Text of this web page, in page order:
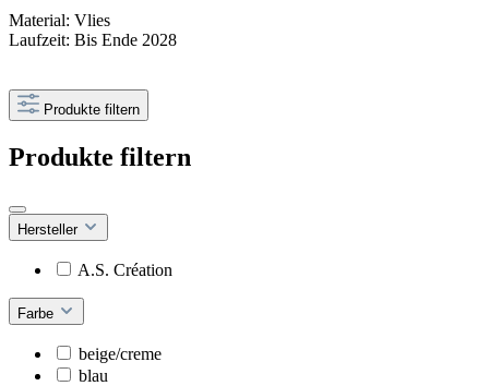
Material: Vlies
Laufzeit: Bis Ende 2028
Produkte filtern
Produkte filtern
Hersteller
A.S. Création
Farbe
beige/creme
blau